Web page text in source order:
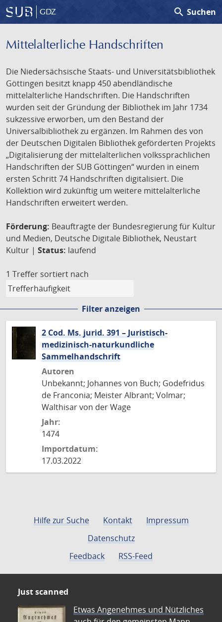
GDZ search Suchen
Mittelalterliche Handschriften
Die Niedersächsische Staats- und Universitätsbibliothek
Göttingen besitzt knapp 450 abendländische
mittelalterliche Handschriften. Die Handschriften
wurden seit der Gründung der Bibliothek im Jahr 1734
sukzessive erworben, um den Bestand der
Universalbibliothek zu ergänzen. Im Rahmen des von
der Deutschen Digitalen Bibliothek geförderten Projekts
„Digitalisierung der mittelalterlichen volkssprachlichen
Handschriften der SUB Göttingen“ wurden in einem
ersten Schritt 74 Handschriften digitalisiert. Die
Kollektion wird zukünftig um weitere mittelalterliche
Handschriften erweitert werden.
Förderung: Beauftragte der Bundesregierung für Kultur
und Medien, Deutsche Digitale Bibliothek, Neustart
Kultur | Status: laufend
1 Treffer sortiert nach
Filter anzeigen
2 Cod. Ms. jurid. 391 – Juristisch-
medizinisch-naturkundliche
Sammelhandschrift
Autoren
Unbekannt; Johannes von Buch; Godefridus
de Franconia; Meister Albrant; Volmar;
Walthisar von der Wage
Jahr:
1474
Importdatum:
17.03.2022
Hilfe zur Suche Kontakt
Impressum
Datenschutz
Feedback
RSS-Feed
Just scanned
Etwas Angenehmes und Nützliches